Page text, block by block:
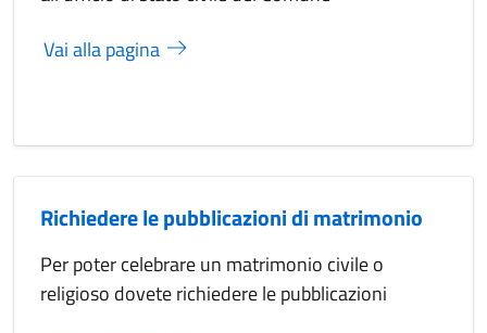
Vai alla pagina
Richiedere le pubblicazioni di matrimonio
Per poter celebrare un matrimonio civile o
religioso dovete richiedere le pubblicazioni